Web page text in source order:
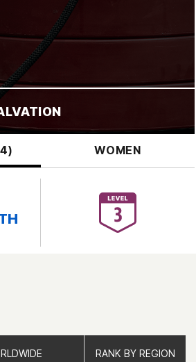
WOMEN
RANK BY REGION
RANK BY REGION